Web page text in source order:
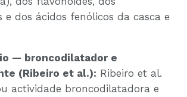
e dos ácidos fenólicos da casca e
— broncodilatador e
(Ribeiro et al.): Ribeiro et al.
actividade broncodilatadora e